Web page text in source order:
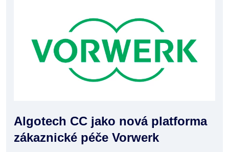
Algotech CC jako nová platforma
zákaznické péče Vorwerk